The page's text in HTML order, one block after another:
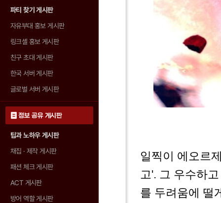
파티 찾기 게시판
자유부대 홍보 게시판
링크셸 홍보 게시판
친구 초대 게시판
한국 서버 게시판
글로벌 서버 게시판
정보 공유 게시판
팁과 노하우 게시판
채집 · 제작 게시판
패션 체크 게시판
ACT 게시판
방어 역할 게시판
일찍이 에오르
고'. 그 우수하
를 두려움에 떨